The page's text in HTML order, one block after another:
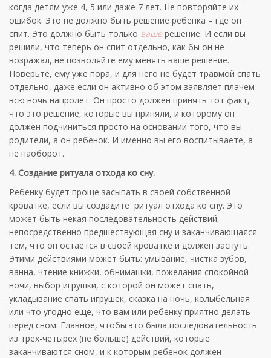
когда детям уже 4, 5 или даже 7 лет. Не повторяйте их
ошибок. Это не должно быть решение ребенка – где он
спит. Это должно быть только ваше решение. И если вы
решили, что теперь он спит отдельно, как бы он не
возражал, не позволяйте ему менять ваше решение.
Поверьте, ему уже пора, и для него не будет травмой спать
отдельно, даже если он активно об этом заявляет плачем
всю ночь напролет. Он просто должен принять тот факт,
что это решение, которые вы приняли, и которому он
должен подчиниться просто на основании того, что вы —
родители, а он ребенок. И именно вы его воспитываете, а
не наоборот.
4. Создание ритуала отхода ко сну.
Ребенку будет проще засыпать в своей собственной
кроватке, если вы создадите ритуал отхода ко сну. Это
может быть некая последовательность действий,
непосредственно предшествующая сну и заканчивающаяся
тем, что он остается в своей кроватке и должен заснуть.
Этими действиями может быть: умывание, чистка зубов,
ванна, чтение книжки, обнимашки, пожелания спокойной
ночи, выбор игрушки, с которой он может спать,
укладывание спать игрушек, сказка на ночь, колыбельная
или что угодно еще, что вам или ребенку приятно делать
перед сном. Главное, чтобы это была последовательность
из трех-четырех (не больше) действий, которые
заканчиваются сном, и к которым ребенок должен